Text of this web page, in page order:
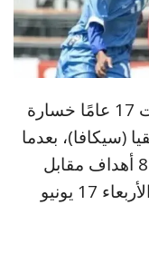
تلقى منتخب السودان للسيدات تحت 17 عامًا خسارة
(سيكافا)، بعدما
سقط أمام نظيره الصومالي بنتيجة 8 أهداف مقابل
هدفين، في المباراة التي جمعتهما، الأربعاء 17 يونيو